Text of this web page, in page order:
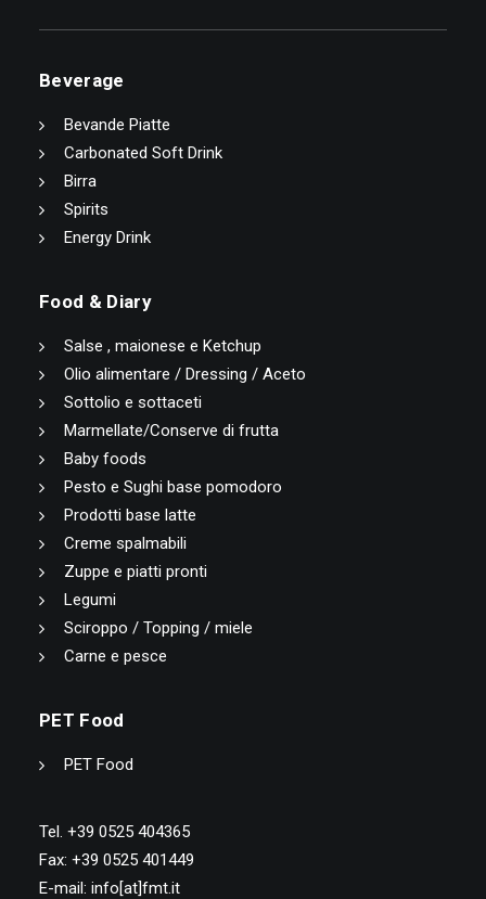
Beverage
Bevande Piatte
Carbonated Soft Drink
Birra
Spirits
Energy Drink
Food & Diary
Salse , maionese e Ketchup
Olio alimentare / Dressing / Aceto
Sottolio e sottaceti
Marmellate/Conserve di frutta
Baby foods
Pesto e Sughi base pomodoro
Prodotti base latte
Creme spalmabili
Zuppe e piatti pronti
Legumi
Sciroppo / Topping / miele
Carne e pesce
PET Food
PET Food
Tel. +39 0525 404365
Fax: +39 0525 401449
E-mail: info[at]fmt.it